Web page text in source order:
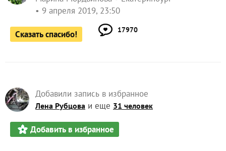
9 апреля 2019, 23:50
Сказать спасибо! 17970
Добавили запись в избранное
Лена Рубцова и еще 31 человек
Добавить в избранное